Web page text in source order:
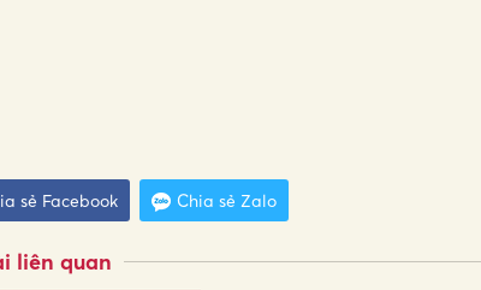
sẻ Facebook Chia sẻ Zalo
liên quan